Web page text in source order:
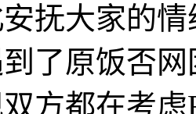
抚大家的
了原饭否
方都在考虑